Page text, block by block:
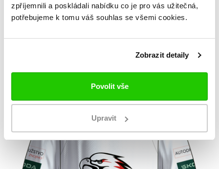
zpříjemnili a poskládali nabídku co je pro vás užitečná,
potřebujeme k tomu váš souhlas se všemi cookies.
Zobrazit detaily
Povolit vše
Upravit